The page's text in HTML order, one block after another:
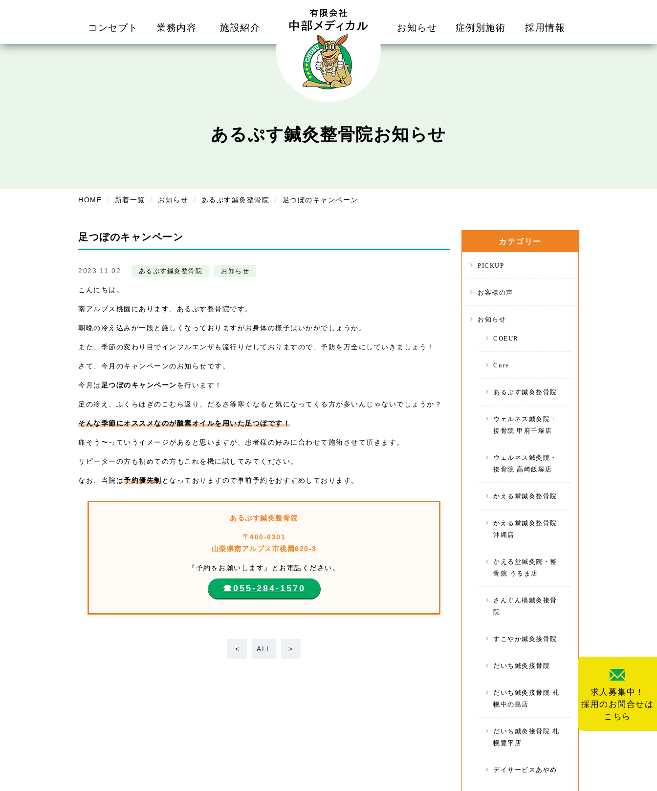
コンセプト 業務内容 施設紹介 お知らせ 症例別施術 採用情報
求人募集中！
採用のお問合せは
こちら
あるぷす鍼灸整骨院お知らせ
HOME 新着一覧 お知らせ あるぷす鍼灸整骨院 足つぼのキャンペーン
足つぼのキャンペーン
2023.11.02 あるぷす鍼灸整骨院 お知らせ
こんにちは。
南アルプス桃園にあります、あるぷす整骨院です。
朝晩の冷え込みが一段と厳しくなっておりますがお身体の様子はいかがでしょうか。
また、季節の変わり目でインフルエンザも流行りだしておりますので、予防を万全にしていきましょう！
さて、今月のキャンペーンのお知らせです。
今月は 足つぼのキャンペーンを行います！
足の冷え、ふくらはぎのこむら返り、だるさ等寒くなると気になってくる方が多いんじゃないでしょうか？
そんな季節にオススメなのが酸素オイルを用いた足つぼです！
痛そう〜っていうイメージがあると思いますが、患者様の好みに合わせて施術させて頂きます。
リピーターの方も初めての方もこれを機に試してみてください。
なお、当院は予約優先制となっておりますので事前予約をおすすめしております。
あるぷす鍼灸整骨院
〒400-0301
山梨県南アルプス市桃園620-3
『予約をお願いします』とお電話ください。
☎︎055-284-1570
< ALL >
カテゴリー
PICKUP
お客様の声
お知らせ
COEUR
Cure
あるぷす鍼灸整骨院
ウェルネス鍼灸院・
接骨院 甲府千塚店
ウェルネス鍼灸院・
接骨院 高崎飯塚店
かえる堂鍼灸整骨院
かえる堂鍼灸整骨院
沖縄店
かえる堂鍼灸院・整
骨院 うるま店
さんぐん橋鍼灸接骨
院
すこやか鍼灸接骨院
だいち鍼灸接骨院
だいち鍼灸接骨院 札
幌中の島店
だいち鍼灸接骨院 札
幌豊平店
デイサービスあやめ